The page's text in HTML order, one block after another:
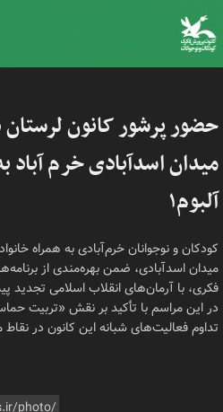
حضور پرشور کانون
میدان اسدآبادی خرم آباد
آلبوم۱
کودکان و نوجوانان خرم‌آبادی به همراه
میدان اسدآبادی، ضمن بهره‌مندی از
فکری، با آرمان‌های انقلاب اسلامی تجدید
در این مراسم با تأکید بر نقش «تربیت
تداوم فعالیت‌های شبانه این کانون در